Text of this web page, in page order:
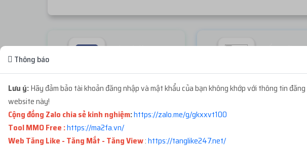
Check live FB Lấy mã
Không thể tải sản phẩm. Vui lòng thử lại!
ĐƠN HÀNG GẦN ĐÂY
Thông báo
Lưu ý:Hãy đảm bảo tài khoản đăng nhập và mật khẩu của bạn không khớp với thông tin
website này!
Cộng đồng Zalo chia sẻ kinh nghiệm:https://zalo.me/g/gkxxvt100
Tool MMO Free :https://ma2fa.vn/
Web Tăng Like - Tăng Mắt - Tăng View:https://tanglike247.net/